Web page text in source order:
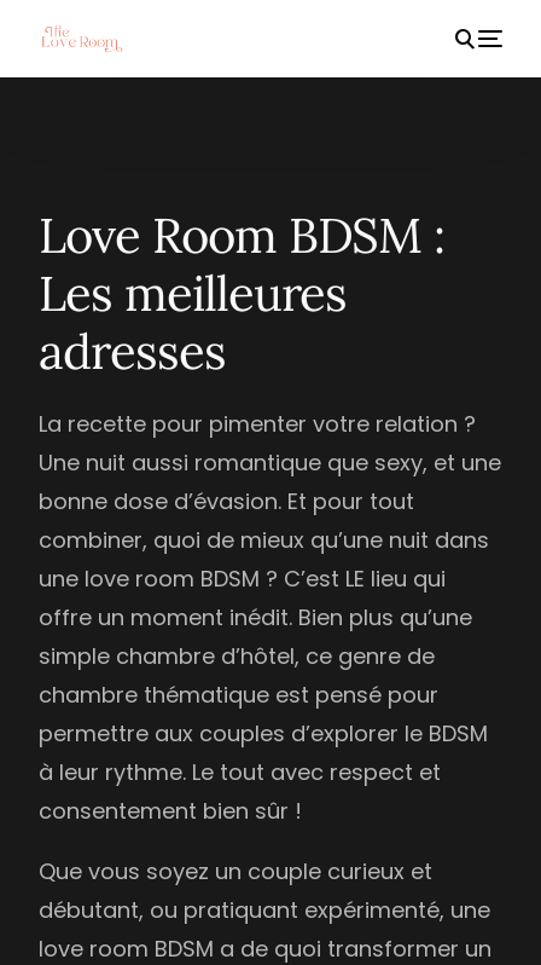
Love Room BDSM :
Les meilleures
adresses
La recette pour pimenter votre relation ?
Une nuit aussi romantique que sexy, et une
bonne dose d’évasion. Et pour tout
combiner, quoi de mieux qu’une nuit dans
une love room BDSM ? C’est LE lieu qui
offre un moment inédit. Bien plus qu’une
simple chambre d’hôtel, ce genre de
chambre thématique est pensé pour
permettre aux couples d’explorer le BDSM
à leur rythme. Le tout avec respect et
consentement bien sûr !
Que vous soyez un couple curieux et
débutant, ou pratiquant expérimenté, une
love room BDSM a de quoi transformer un